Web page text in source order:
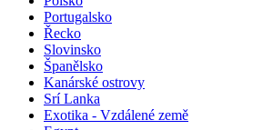
Portugalsko
Řecko
Slovinsko
Španělsko
Kanárské ostrovy
Srí Lanka
Exotika - Vzdálené země